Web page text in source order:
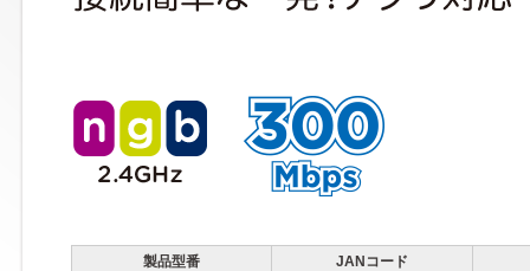
製品型番
JANコード